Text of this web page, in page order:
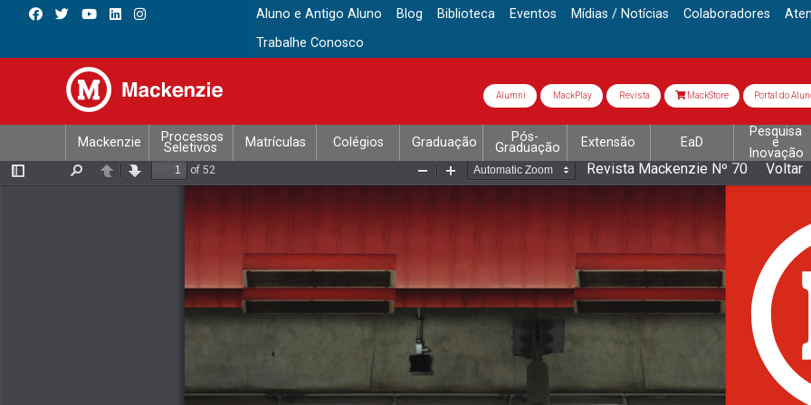
Aluno e Antigo Aluno Blog Biblioteca Eventos Mídias / Notícias Colaboradores
Trabalhe Conosco
Alumni MackPlay Revista MackStore Portal do
Mackenzie Processos
Seletivos Matrículas Colégios Graduação Pós-
Graduação Extensão EaD
Pesquisa
e
Inovação
Toggle
PreviousNext
of 52
Zoom
Zoom
Revista Mackenzie Nº 70 Voltar